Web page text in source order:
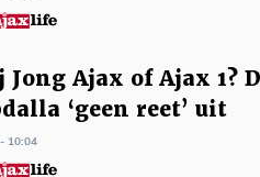
Jong Ajax of Ajax 1?
‘geen reet’ uit
10:04